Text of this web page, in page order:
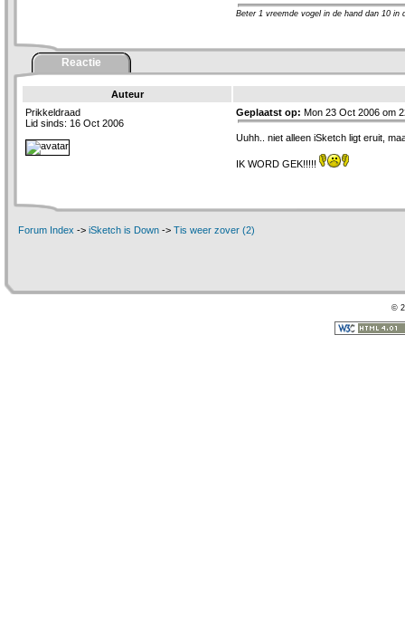
Beter 1 vreemde vogel in de hand dan 10
Reactie
Auteur
Prikkeldraad
Lid sinds: 16 Oct 2006
Geplaatst op: Mon 23 Oct 2006 om
Uuhh.. niet alleen iSketch ligt eruit,
IK WORD GEK!!!!!
Forum Index -> iSketch is Down -> Tis weer zover (2)
©